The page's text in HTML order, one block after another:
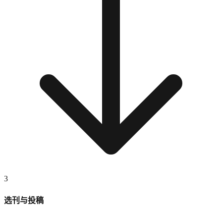
3
选刊与投稿